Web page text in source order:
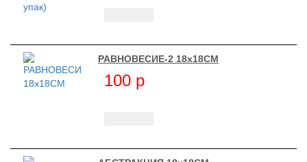
РАВНОВЕСИЕ-2 18х18СМ
100 p